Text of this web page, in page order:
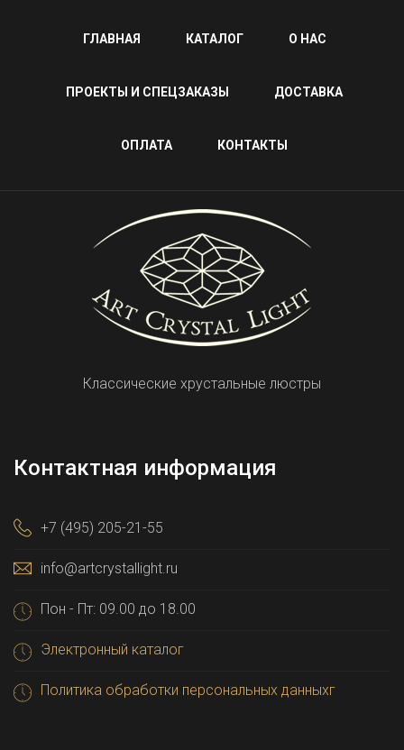
ГЛАВНАЯ КАТАЛОГ О НАС
ПРОЕКТЫ И СПЕЦЗАКАЗЫ ДОСТАВКА
ОПЛАТА КОНТАКТЫ
Классические хрустальные люстры
Контактная информация
+7 (495) 205-21-55
info@artcrystallight.ru
Пон - Пт: 09.00 до 18.00
Электронный каталог
Политика обработки персональных данныхг